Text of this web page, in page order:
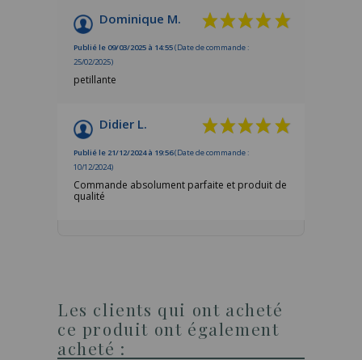
Dominique M.
Publié le 09/03/2025 à 14:55(Date de commande :
25/02/2025)
petillante
Didier L.
Publié le 21/12/2024 à 19:56(Date de commande :
10/12/2024)
Commande absolument parfaite et produit de
qualité
Les clients qui ont acheté
ce produit ont également
acheté :